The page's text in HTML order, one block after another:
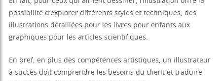
possibilité d’explorer différents styles et techniques, des
illustrations détaillées pour les livres pour enfants aux
graphiques pour les articles scientifiques.
En bref, en plus des compétences artistiques, un illustrateur
à succès doit comprendre les besoins du client et traduire